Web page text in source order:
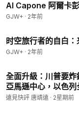
🌐大陆免费翻墙連結：
o/x.html?members/
Al Capone 阿爾卡彭
GJW+ · 2年前
时空旅行者的自白
GJW+ · 2年前
全面升級：川普要
亞馬遜中心，以色
馬興瑞手套被抓 | 靖
遠見快評 唐靖遠 · 2星期前